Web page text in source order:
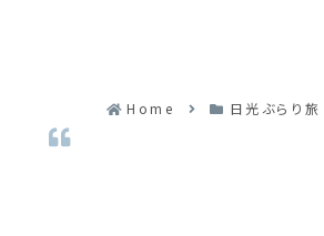
Home 日光ぶらり旅